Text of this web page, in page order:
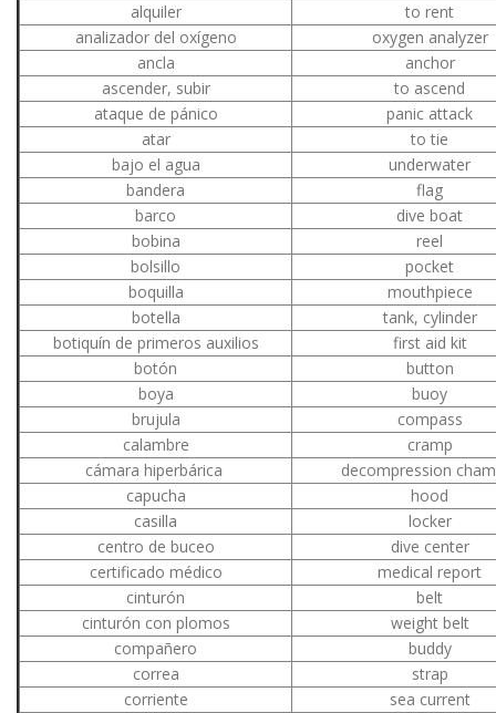
alquiler
to rent
analizador del oxígeno
oxygen analyzer
ancla
anchor
ascender, subir
to ascend
ataque de pánico
panic attack
atar
to tie
bajo el agua
underwater
bandera
flag
barco
dive boat
bobina
reel
bolsillo
pocket
boquilla
mouthpiece
botella
tank, cylinder
botiquín de primeros auxilios
first aid kit
botón
button
boya
buoy
brujula
compass
calambre
cramp
cámara hiperbárica
decompression
capucha
hood
casilla
locker
centro de buceo
dive center
certificado médico
medical report
cinturón
belt
cinturón con plomos
weight belt
compañero
buddy
correa
strap
corriente
sea current